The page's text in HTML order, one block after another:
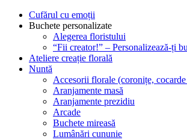
Cufărul cu emoții
Buchete personalizate
Alegerea floristului
“Fii creator!” – Personalizează-ți
Ateliere creație florală
Nuntă
Accesorii florale (coronițe,
Aranjamente masă
Aranjamente prezidiu
Arcade
Buchete mireasă
Lumânări cununie